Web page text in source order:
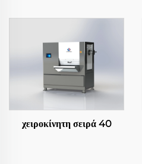
χειροκίνητη σειρά 40